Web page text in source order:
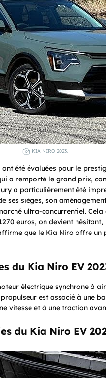
KIA NIRO 2023.
été évaluées pour le
a remporté le grand prix,
a particulièrement été
ses sièges, son
ultra-concurrentiel.
euros, on devient hésitant,
que le Kia Niro offre
du Kia Niro EV
électrique synchrone à
est associé à une
vitesse et à une traction
du Kia Niro EV